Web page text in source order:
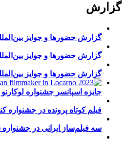
گزارش
گزارش حضورها و جوایز بین‌المللی
گزارش حضورها و جوایز بین‌المللی
گزارش حضورها و جوایز بین‌المللی
جایزه اسپانسر جشنواره لوکارنو
فیلم کوتاه پرونده در جشنواره
سه فیلم‌ساز ایرانی در جشنواره